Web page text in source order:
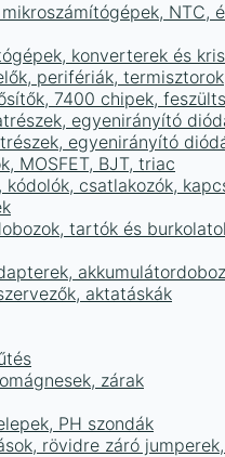
NTC,
konverterek és
perifériák, termisztorok
7400 chipek,
egyenirányító
egyenirányító
MOSFET, BJT, triac
kódolók, csatlakozók,
tartók és
aktatáskák
zárak
PH szondák
rövidre záró